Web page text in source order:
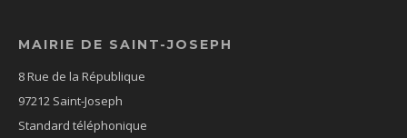
MAIRIE DE SAINT-JOSEPH
8 Rue de la République
97212 Saint-Joseph
Standard téléphonique